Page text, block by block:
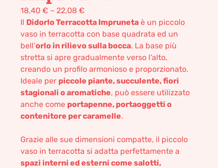
18,40 € – 22,08 €
Il Didorlo Terracotta Impruneta è un piccolo
vaso in terracotta con base quadrata ed un
bell’orlo in rilievo sulla bocca. La base più
stretta si apre gradualmente verso l’alto,
creando un profilo armonioso e proporzionato.
Ideale per piccole piante, succulente, fiori
stagionali o aromatiche, può essere utilizzato
anche come portapenne, portaoggetti o
contenitore per caramelle.
Grazie alle sue dimensioni compatte, il piccolo
vaso in terracotta si adatta perfettamente a
spazi interni ed esterni come salotti,